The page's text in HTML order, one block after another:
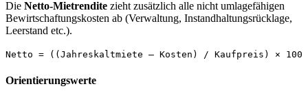
Die Netto-Mietrendite zieht zusätzlich alle nicht umlagefähigen
Bewirtschaftungskosten ab (Verwaltung, Instandhaltungsrücklage,
Leerstand etc.).
Netto = ((Jahreskaltmiete – Kosten) / Kaufpreis) × 100
Orientierungswerte